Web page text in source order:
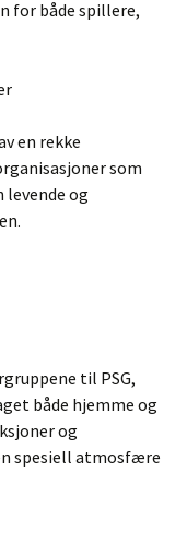
for både spillere,
en rekke
som
levende og
til PSG,
både hjemme og
og
spesiell atmosfære